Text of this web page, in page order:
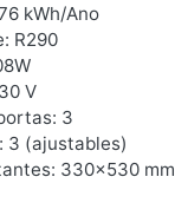
kWh/Ano
R290
V
3
3 (ajustables)
330x530 mm